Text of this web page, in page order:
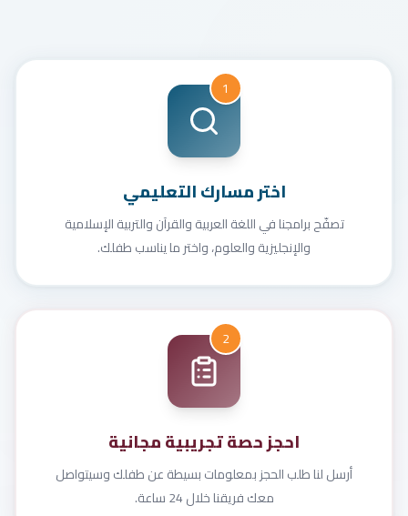
1
اختر مسارك التعليمي
تصفّح برامجنا في اللغة العربية والقرآن والتربية الإسلامية
والإنجليزية والعلوم، واختر ما يناسب طفلك.
2
احجز حصة تجريبية مجانية
أرسل لنا طلب الحجز بمعلومات بسيطة عن طفلك وسيتواصل
معك فريقنا خلال 24 ساعة.